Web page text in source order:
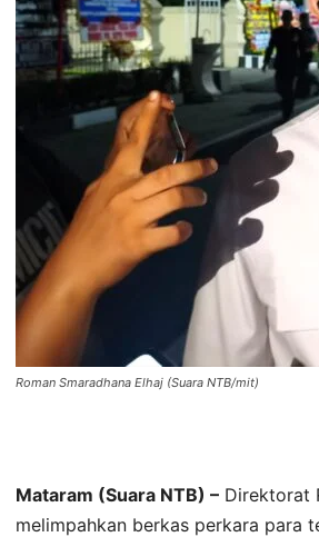
Roman Smaradhana Elhaj (Suara NTB/mit)
Mataram (Suara NTB) – Direktorat
melimpahkan berkas perkara para